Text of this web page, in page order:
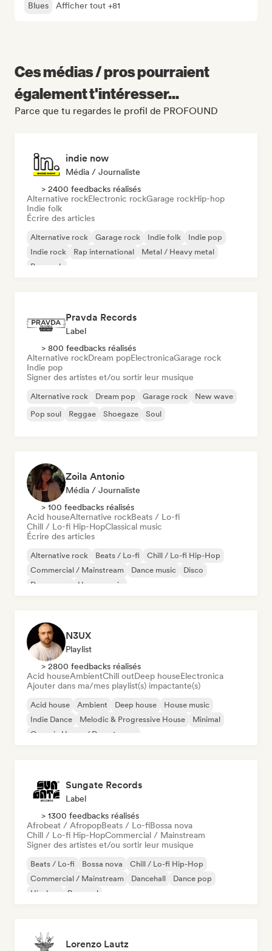
Blues Afficher tout +81
Ces médias / pros pourraient
également t'intéresser...
Parce que tu regardes le profil de PROFOUND
indie now
Média / Journaliste
> 2400 feedbacks réalisés
Alternative rockElectronic rockGarage rockHip-hop
Indie folk
Écrire des articles
Alternative rock Garage rock Indie folk
Indie pop
Indie rock
Rap international
Metal / Heavy metal
Pop rock
Pravda Records
Label
> 800 feedbacks réalisés
Alternative rockDream popElectronicaGarage rock
Indie pop
Signer des artistes et/ou sortir leur musique
Alternative rock Dream pop Garage rock
New wave
Pop soul
Reggae Shoegaze Soul
Zoila Antonio
Média / Journaliste
> 100 feedbacks réalisés
Acid houseAlternative rockBeats / Lo-fi
Chill / Lo-fi Hip-HopClassical music
Écrire des articles
Alternative rock Beats / Lo-fi
Chill / Lo-fi Hip-Hop
Commercial / Mainstream
Dance music
Disco
Dream pop
House music
N3UX
Playlist
> 2800 feedbacks réalisés
Acid houseAmbientChill outDeep houseElectronica
Ajouter dans ma/mes playlist(s) impactante(s)
Acid house Ambient Deep house
House music
Indie Dance
Melodic & Progressive House
Minimal
Organic House / Downtempo
Sungate Records
Label
> 1300 feedbacks réalisés
Afrobeat / AfropopBeats / Lo-fiBossa nova
Chill / Lo-fi Hip-HopCommercial / Mainstream
Signer des artistes et/ou sortir leur musique
Beats / Lo-fi Bossa nova
Chill / Lo-fi Hip-Hop
Commercial / Mainstream
Dancehall
Dance pop
Hip-hop
Pop soul
Lorenzo Lautz